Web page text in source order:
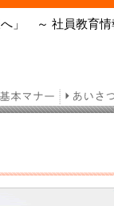
」 ～ 社員教育情